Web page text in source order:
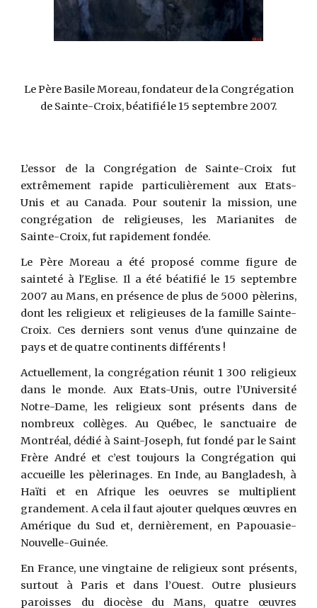
Le Père Basile Moreau, fondateur de la Congrégation
de Sainte-Croix, béatifié le 15 septembre 2007.
L’essor de la Congrégation de Sainte-Croix fut
extrêmement rapide particulièrement aux Etats-
Unis et au Canada. Pour soutenir la mission, une
congrégation de religieuses, les Marianites de
Sainte-Croix, fut rapidement fondée.
Le Père Moreau a été proposé comme figure de
sainteté à l'Eglise. Il a été béatifié le 15 septembre
2007 au Mans, en présence de plus de 5000 pèlerins,
dont les religieux et religieuses de la famille Sainte-
Croix. Ces derniers sont venus d'une quinzaine de
pays et de quatre continents différents !
Actuellement, la congrégation réunit 1 300 religieux
dans le monde. Aux Etats-Unis, outre l’Université
Notre-Dame, les religieux sont présents dans de
nombreux collèges. Au Québec, le sanctuaire de
Montréal, dédié à Saint-Joseph, fut fondé par le Saint
Frère André et c’est toujours la Congrégation qui
accueille les pèlerinages. En Inde, au Bangladesh, à
Haïti et en Afrique les oeuvres se multiplient
grandement. A cela il faut ajouter quelques œuvres en
Amérique du Sud et, dernièrement, en Papouasie-
Nouvelle-Guinée.
En France, une vingtaine de religieux sont présents,
surtout à Paris et dans l’Ouest. Outre plusieurs
paroisses du diocèse du Mans, quatre œuvres